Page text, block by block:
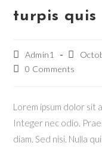
turpis quis
Admin1
0 Comments
Lorem ipsum dolor sit
Integer nec odio.
diam. Sed nisi. Nulla